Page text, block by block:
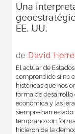
Una
EE. UU.
de David
El actuar de
comprendido si no
históricas que nos
forma de
económica y las
siempre han
temprano con
hicieron de la